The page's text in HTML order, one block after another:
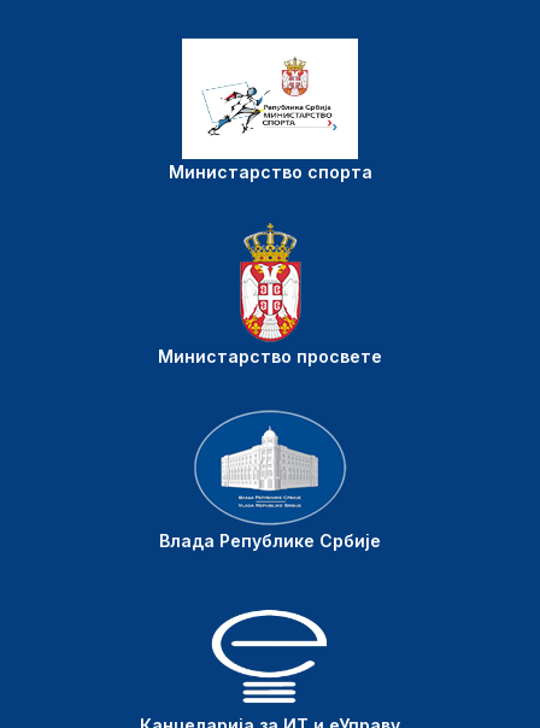
Министарство спорта
Министарство просвете
Влада Републике Србије